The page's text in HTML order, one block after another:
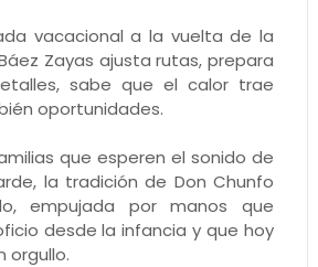
vacacional a la vuelta de la
Zayas ajusta rutas, prepara
sabe que el calor trae
oportunidades.
que esperen el sonido de
la tradición de Don Chunfo
empujada por manos que
desde la infancia y que hoy
orgullo.